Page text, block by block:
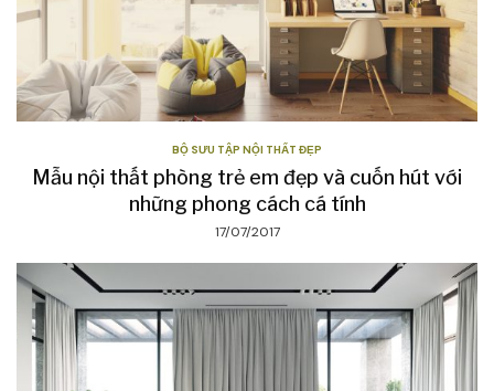
BỘ SƯU TẬP NỘI THẤT ĐẸP
Mẫu nội thất phòng trẻ em đẹp và cuốn hút với
những phong cách cá tính
17/07/2017